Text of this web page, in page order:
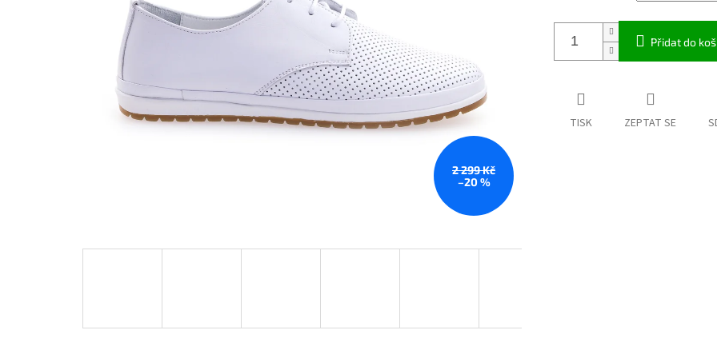
2 299 Kč
–20 %
Přidat do
TISK ZEPTAT SE